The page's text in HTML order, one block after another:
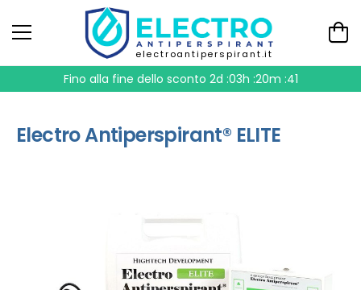
electroantiperspirant.it
Fino alla fine dello sconto 2d :03h :20m :40
Electro Antiperspirant® ELITE